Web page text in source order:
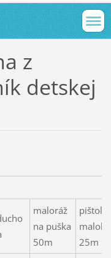
z
detskej
maloráž
na puška
50m
pištoľ
25m